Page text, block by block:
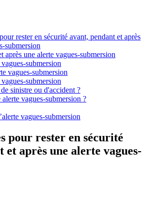
rester en sécurité avant, pendant et après
submersion
après une alerte vagues-submersion
submersion
vagues-submersion
submersion
sinistre ou d'accident ?
vagues-submersion ?
vagues-submersion
pour rester en sécurité
et après une alerte vagues-